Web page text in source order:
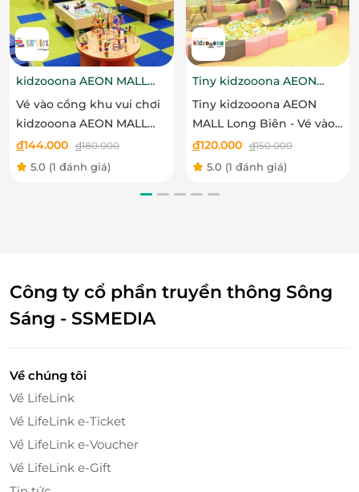
kidzooona AEON MALL
Hải Phòng 3F
Vé vào cổng khu vui chơi
kidzooona AEON MALL
Hải Phòng 3F bao gồm Lễ
Tết
đ144.000 đ180.000
5.0 (1 đánh giá)
Tiny kidzooona AEON
MALL Long Biên
Tiny kidzooona AEON
MALL Long Biên - Vé vào
cổng khu vui chơi bao
gồm Lễ Tết
đ120.000 đ150.000
5.0 (1 đánh giá)
Công ty cổ phần truyền thông Sông
Sáng - SSMEDIA
Về chúng tôi
Về LifeLink
Về LifeLink e-Ticket
Về LifeLink e-Voucher
Về LifeLink e-Gift